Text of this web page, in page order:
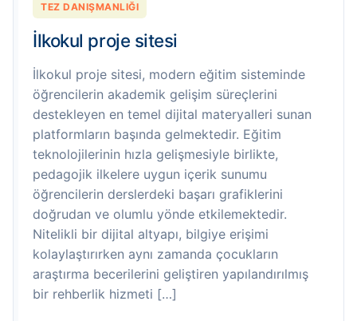
TEZ DANIŞMANLIĞI
İlkokul proje sitesi
İlkokul proje sitesi, modern eğitim sisteminde
öğrencilerin akademik gelişim süreçlerini
destekleyen en temel dijital materyalleri sunan
platformların başında gelmektedir. Eğitim
teknolojilerinin hızla gelişmesiyle birlikte,
pedagojik ilkelere uygun içerik sunumu
öğrencilerin derslerdeki başarı grafiklerini
doğrudan ve olumlu yönde etkilemektedir.
Nitelikli bir dijital altyapı, bilgiye erişimi
kolaylaştırırken aynı zamanda çocukların
araştırma becerilerini geliştiren yapılandırılmış
bir rehberlik hizmeti […]